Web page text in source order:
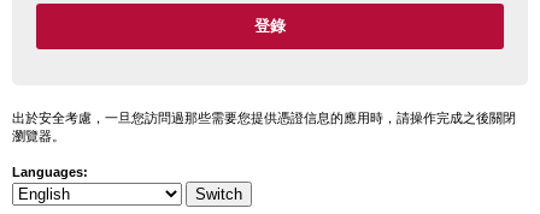
出於安全考慮，一旦您訪問過那些需要您提供憑證信息的應用時，請操作完成之後關閉
瀏覽器。
Languages: